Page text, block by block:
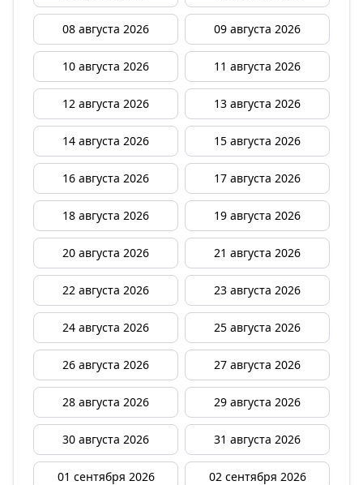
08 августа 2026 09 августа 2026
10 августа 2026 11 августа 2026
12 августа 2026 13 августа 2026
14 августа 2026 15 августа 2026
16 августа 2026 17 августа 2026
18 августа 2026 19 августа 2026
20 августа 2026 21 августа 2026
22 августа 2026 23 августа 2026
24 августа 2026 25 августа 2026
26 августа 2026 27 августа 2026
28 августа 2026 29 августа 2026
30 августа 2026 31 августа 2026
01 сентября 2026 02 сентября 2026